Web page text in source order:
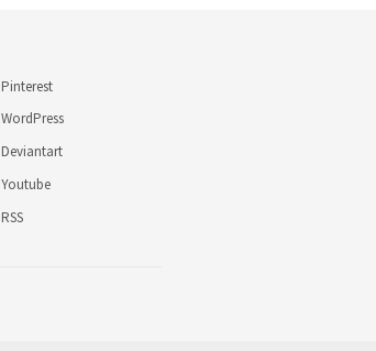
Pinterest
WordPress
Deviantart
Youtube
RSS